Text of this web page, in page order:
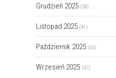
Grudzień 2025 (30)
Listopad 2025 (41)
Październik 2025 (56)
Wrzesień 2025 (47)